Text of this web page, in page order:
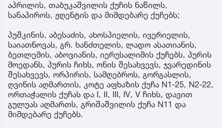
აპრილის, თაბუკაშვილის ქუჩის ნაწილს,
სანაპიროს, ჟღენტის და მიმდებარე ქუჩებს;
პუშკინის, აბესაძის, ახოსპიელის, ივერიელის,
საიათნოვას, გრ. ხანძთელის, ლადო ასათიანის,
ბეთლემის, აბოვიანის, იერუსალიმის ქუჩებს, პურის
მოედანს, პურის ჩიხს, ონის შესახვევს, ჯვარედინის
შესახვევს, ორპირის, სამღებროს, გორგასლის,
ღვინის აღმართის, კოტე აფხაზის ქუჩა N1-25, N2-22,
ორთაჭალის ქუჩას და I, II, III, IV, V ჩიხს, დავით
გულუას აღმართს, გრიშაშვილის ქუჩა N11 და
მიმდებარე ქუჩებს.